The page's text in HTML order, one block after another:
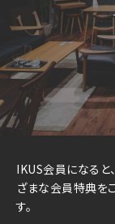
IKUS会員になると
ざまな会員特典を
す。